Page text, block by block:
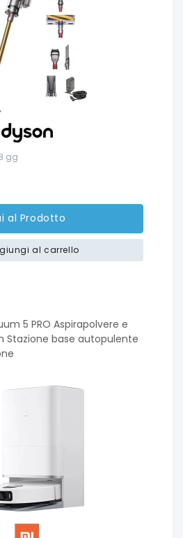
gg
al Prodotto
al carrello
5 PRO Aspirapolvere e
Stazione base autopulente